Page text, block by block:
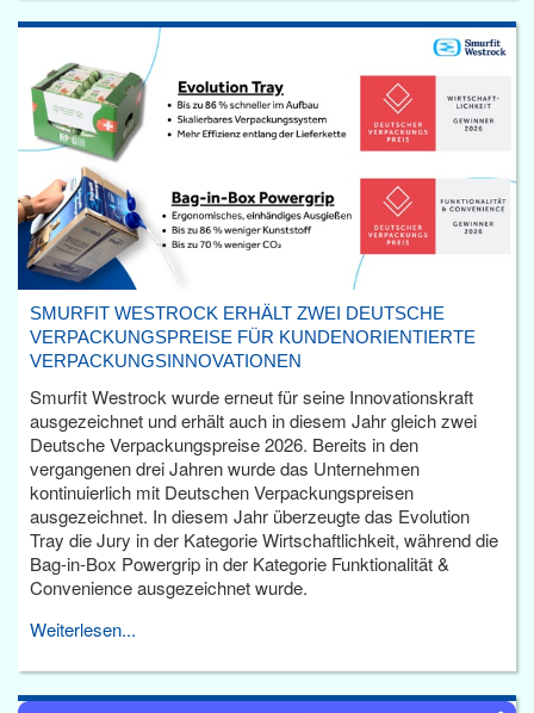
SMURFIT WESTROCK ERHÄLT ZWEI DEUTSCHE
VERPACKUNGSPREISE FÜR KUNDENORIENTIERTE
VERPACKUNGSINNOVATIONEN
Smurfit Westrock wurde erneut für seine Innovationskraft
ausgezeichnet und erhält auch in diesem Jahr gleich zwei
Deutsche Verpackungspreise 2026. Bereits in den
vergangenen drei Jahren wurde das Unternehmen
kontinuierlich mit Deutschen Verpackungspreisen
ausgezeichnet. In diesem Jahr überzeugte das Evolution
Tray die Jury in der Kategorie Wirtschaftlichkeit, während die
Bag-in-Box Powergrip in der Kategorie Funktionalität &
Convenience ausgezeichnet wurde.
Weiterlesen...